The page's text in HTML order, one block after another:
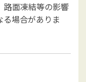
面凍結等の影響
場合がありま